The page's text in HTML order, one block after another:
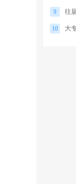
9 往
10 大